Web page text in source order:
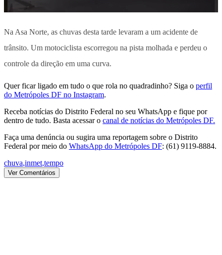
Na Asa Norte, as chuvas desta tarde levaram a um acidente de
trânsito. Um motociclista escorregou na pista molhada e perdeu o
controle da direção em uma curva.
Quer ficar ligado em tudo o que rola no quadradinho? Siga o perfil
do Metrópoles DF no Instagram.
Receba notícias do Distrito Federal no seu WhatsApp e fique por
dentro de tudo. Basta acessar o canal de notícias do Metrópoles DF.
Faça uma denúncia ou sugira uma reportagem sobre o Distrito
Federal por meio do WhatsApp do Metrópoles DF: (61) 9119-8884.
chuva,inmet,tempo
Ver Comentários